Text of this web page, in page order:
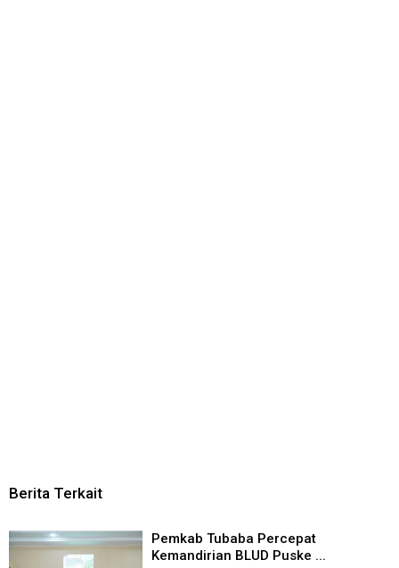
Berita Terkait
Pemkab Tubaba Percepat
Kemandirian BLUD Puske ...